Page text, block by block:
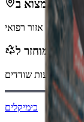
ניתן למצוא ב
אזור רפואי
ממוחזר ל
פחות מטבעות שודדים
כימיקלים